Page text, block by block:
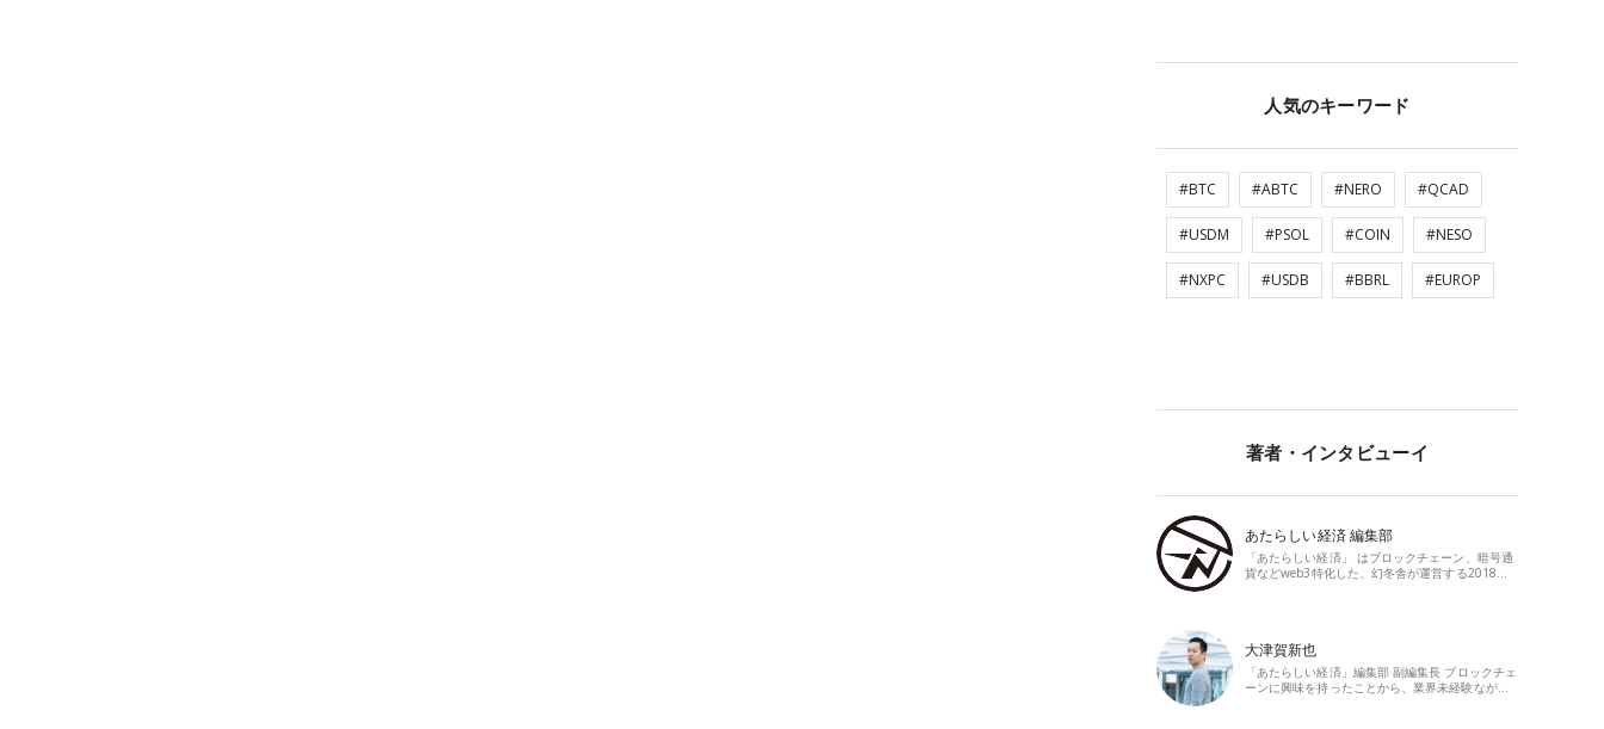
人気のキーワード
#BTC #ABTC #NERO #QCAD
#USDM #PSOL #COIN #NESO
#NXPC #USDB #BBRL #EUROP
著者・インタビューイ
あたらしい経済 編集部
「あたらしい経済」 はブロックチェーン、暗号通
貨などweb3特化した、幻冬舎が運営する2018…
大津賀新也
「あたらしい経済」編集部 副編集長 ブロックチェ
ーンに興味を持ったことから、業界未経験なが…